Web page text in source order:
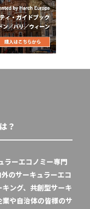
？
ーエコノミー専門
のサーキュラーエコ
ング、共創型サーキ
や自治体の皆様のサ